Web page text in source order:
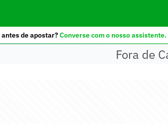
de apostar?Converse com o nosso assistente.
Fora de